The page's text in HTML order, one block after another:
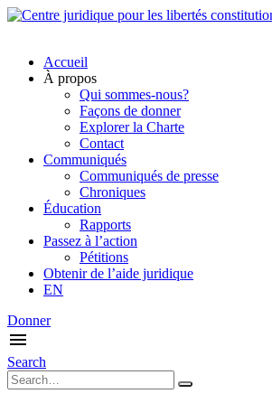
Accueil
À propos
Qui sommes-nous?
Façons de donner
Explorer la Charte
Contact
Communiqués
Communiqués de presse
Chroniques
Éducation
Rapports
Passez à l’action
Pétitions
Obtenir de l’aide juridique
EN
Donner
Search